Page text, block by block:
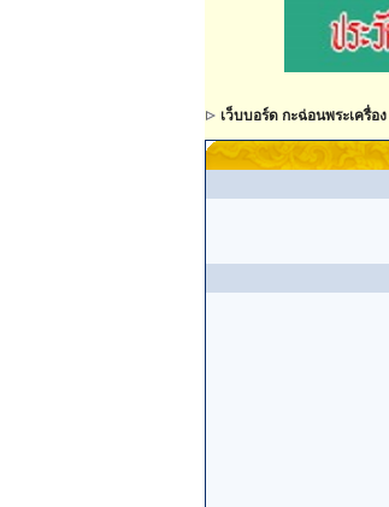
เว็บบอร์ด กะฉ่อนพระเครื่อง